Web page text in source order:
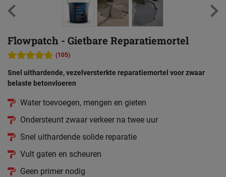
Flowpatch - Gietbare Reparatiemortel
(105)
Snel uithardende, vezelversterkte reparatiemortel voor zwaar
belaste betonvloeren
Water toevoegen, mengen en gieten
Ondersteunt zwaar verkeer na twee uur
Snel uithardende solide reparatie
Vult gaten en scheuren
Geen primer nodig